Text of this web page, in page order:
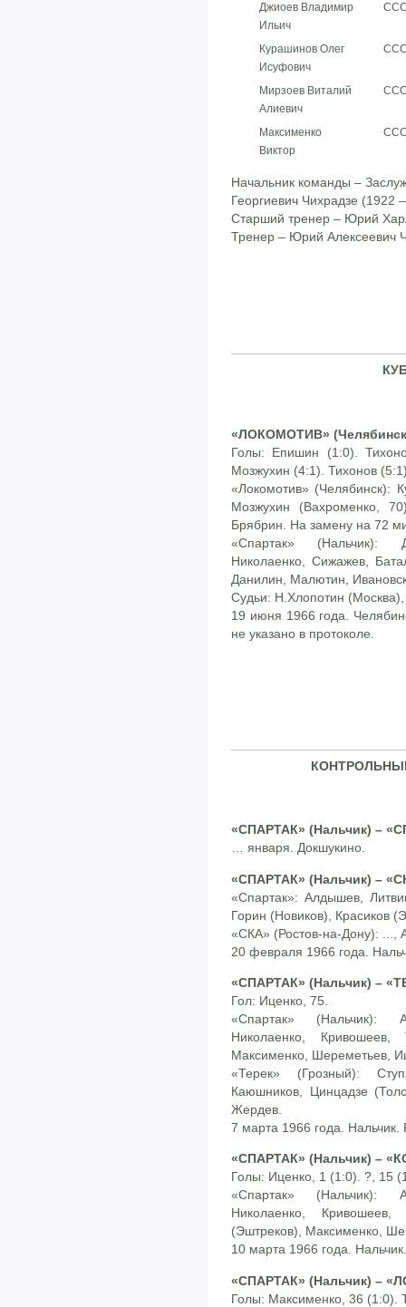
Джиоев Владимир
Ильич
Курашинов Олег
Исуфович
Мирзоев Виталий
Алиевич
Максименко
Виктор
Начальник команды –
Георгиевич Чихрадзе (1922
Старший тренер – Юрий
Тренер – Юрий Алексеевич
«ЛОКОМОТИВ»
Голы: Епишин (1:0).
Мозжухин (4:1). Тихонов
«Локомотив» (Челябинск):
Мозжухин (Вахроменко,
Брябрин. На замену на 72
«Спартак» (Нальчик):
Николаенко, Сижажев,
Данилин, Малютин,
Судьи: Н.Хлопотин
19 июня 1966 года.
не указано в протоколе.
«СПАРТАК» (Нальчик) –
… января. Докшукино.
«СПАРТАК» (Нальчик) –
«Спартак»: Алдышев,
Горин (Новиков), Красиков
«СКА» (Ростов-на-Дону): ...,
20 февраля 1966 года.
«СПАРТАК» (Нальчик) –
Гол: Иценко, 75.
«Спартак» (Нальчик):
Николаенко,
Максименко, Шереметьев,
«Терек» (Грозный):
Каюшников, Цинцадзе
Жердев.
7 марта 1966 года. Нальчик.
«СПАРТАК» (Нальчик) –
Голы: Иценко, 1 (1:0). ?, 15
«Спартак» (Нальчик):
Николаенко,
(Эштреков), Максименко,
10 марта 1966 года. Нальчик.
«СПАРТАК» (Нальчик) –
Голы: Максименко, 36 (1:0).